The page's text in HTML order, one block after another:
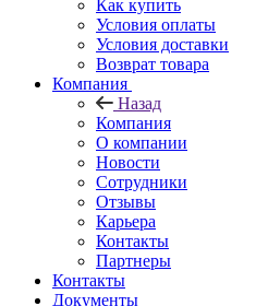
Как купить
Условия оплаты
Условия доставки
Возврат товара
Компания
Назад
Компания
О компании
Новости
Сотрудники
Отзывы
Карьера
Контакты
Партнеры
Контакты
Документы